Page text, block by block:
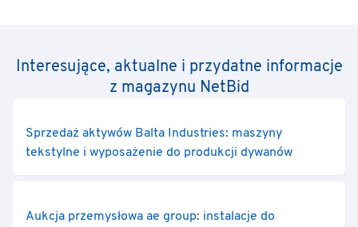
Interesujące, aktualne i przydatne informacje
z magazynu NetBid
Sprzedaż aktywów Balta Industries: maszyny
tekstylne i wyposażenie do produkcji dywanów
Aukcja przemysłowa ae group: instalacje do